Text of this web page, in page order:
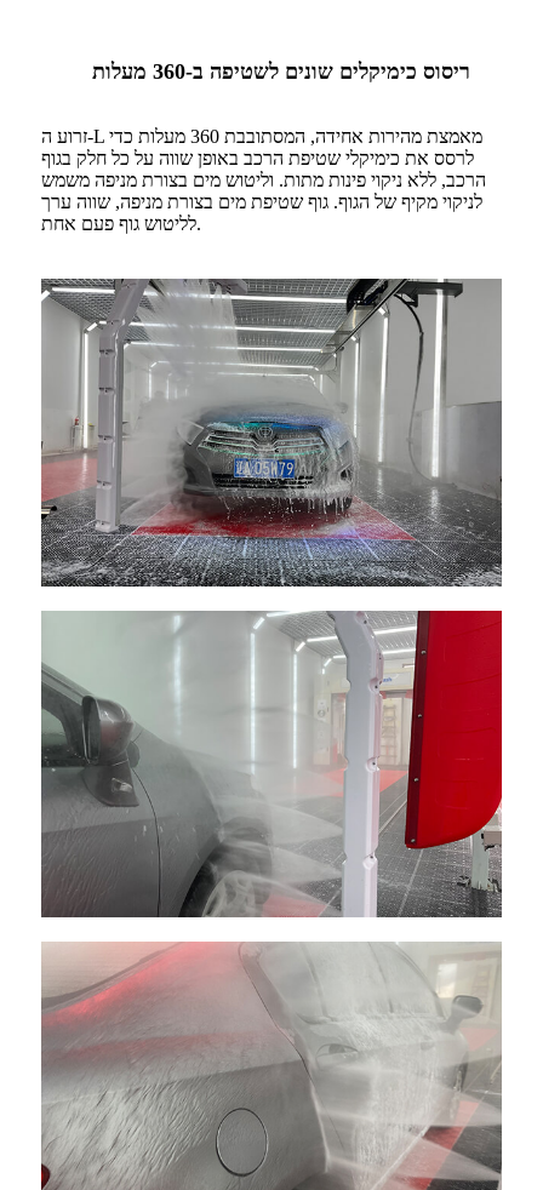
ריסוס כימיקלים שונים לשטיפה ב-360 מעלות
זרוע ה-L ​​מאמצת מהירות אחידה, המסתובבת 360 מעלות כדי
לרסס את כימיקלי שטיפת הרכב באופן שווה על כל חלק בגוף
הרכב, ללא ניקוי פינות מתות. וליטוש מים בצורת מניפה משמש
לניקוי מקיף של הגוף. גוף שטיפת מים בצורת מניפה, שווה ערך
לליטוש גוף פעם אחת.